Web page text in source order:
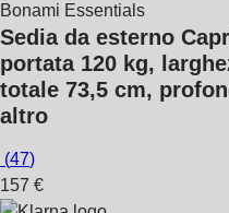
Bonami Essentials
Sedia da esterno
portata 120 kg,
totale 73,5 cm,
altro
(47)
157 €